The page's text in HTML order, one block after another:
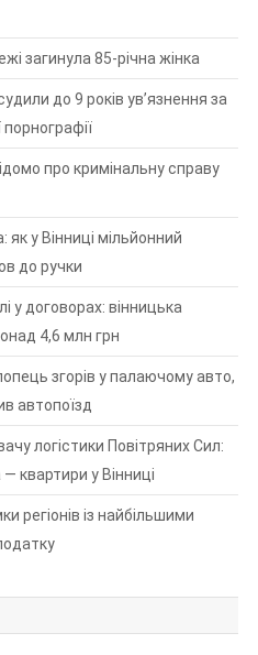
загинула 85-річна жінка
до 9 років ув’язнення за
про кримінальну справу
як у Вінниці мільйонний
до ручки
у договорах: вінницька
4,6 млн грн
згорів у палаючому авто,
автопоїзд
логістики Повітряних Сил:
квартири у Вінниці
регіонів із найбільшими